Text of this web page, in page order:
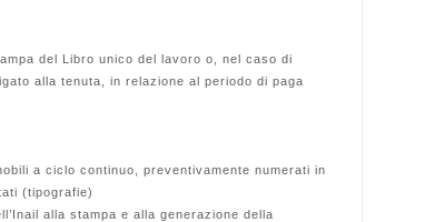
del Libro unico del lavoro o, nel caso di
alla tenuta, in relazione al periodo di paga
a ciclo continuo, preventivamente numerati in
(tipografie)
alla stampa e alla generazione della